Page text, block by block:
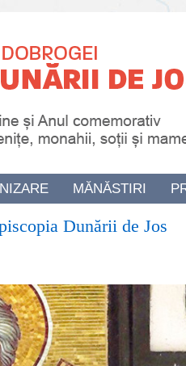
MĂNĂSTIRI
Dunării de Jos